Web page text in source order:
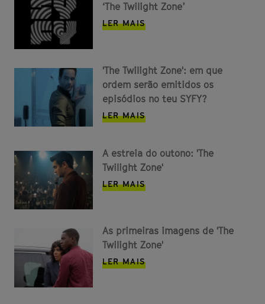
‘The Twilight Zone’
LER MAIS
'The Twilight Zone': em que
ordem serão emitidos os
episódios no teu SYFY?
LER MAIS
A estreia do outono: 'The
Twilight Zone'
LER MAIS
As primeiras imagens de 'The
Twilight Zone'
LER MAIS